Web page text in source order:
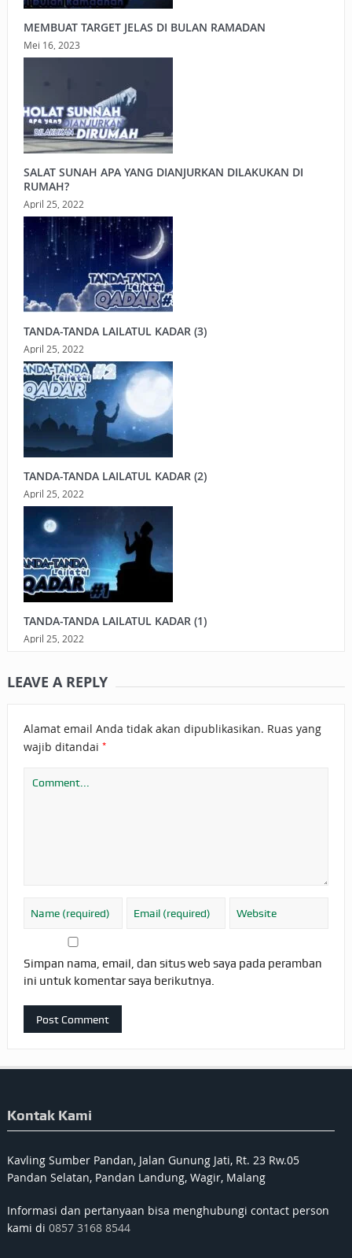
MEMBUAT TARGET JELAS DI BULAN RAMADAN
Mei 16, 2023
SALAT SUNAH APA YANG DIANJURKAN DILAKUKAN DI
RUMAH?
April 25, 2022
TANDA-TANDA LAILATUL KADAR (3)
April 25, 2022
TANDA-TANDA LAILATUL KADAR (2)
April 25, 2022
TANDA-TANDA LAILATUL KADAR (1)
April 25, 2022
LEAVE A REPLY
Alamat email Anda tidak akan dipublikasikan. Ruas yang
wajib ditandai *
Simpan nama, email, dan situs web saya pada peramban
ini untuk komentar saya berikutnya.
Kontak Kami
Kavling Sumber Pandan, Jalan Gunung Jati, Rt. 23 Rw.05
Pandan Selatan, Pandan Landung, Wagir, Malang
Informasi dan pertanyaan bisa menghubungi contact person
kami di 0857 3168 8544